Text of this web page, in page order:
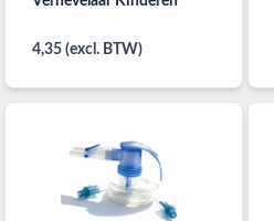
4,35 (excl. BTW)